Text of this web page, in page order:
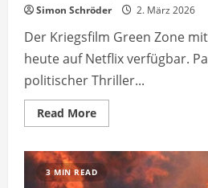
Simon Schröder 2. März 2026
Der Kriegsfilm Green Zone
heute auf Netflix verfügbar.
politischer Thriller...
Read MoreRead
more
Zone
mit
Matt
3 MIN READ